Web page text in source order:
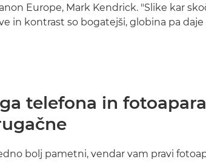
Europe, Mark Kendrick. "Slike kar
in kontrast so bogatejši, globina pa daje
telefona in
bolj pametni, vendar vam pravi